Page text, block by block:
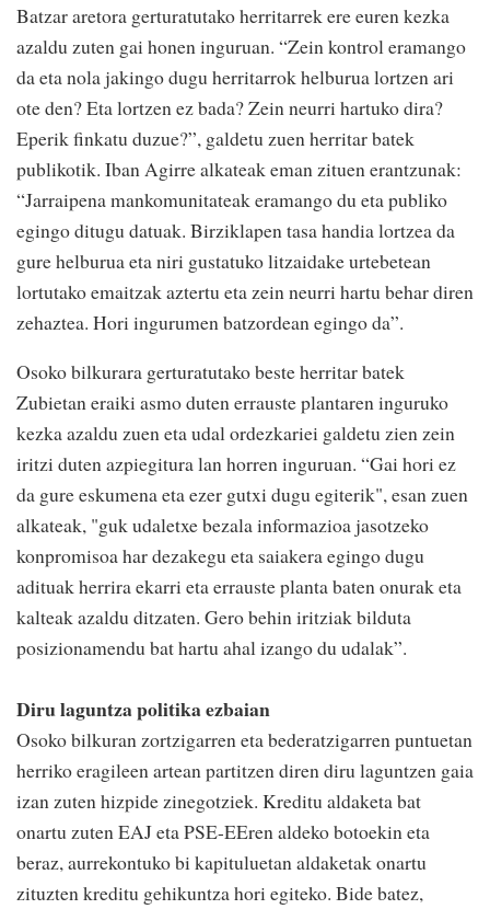
Batzar aretora gerturatutako herritarrek ere euren kezka
azaldu zuten gai honen inguruan. “Zein kontrol eramango
da eta nola jakingo dugu herritarrok helburua lortzen ari
ote den? Eta lortzen ez bada? Zein neurri hartuko dira?
Eperik finkatu duzue?”, galdetu zuen herritar batek
publikotik. Iban Agirre alkateak eman zituen erantzunak:
“Jarraipena mankomunitateak eramango du eta publiko
egingo ditugu datuak. Birziklapen tasa handia lortzea da
gure helburua eta niri gustatuko litzaidake urtebetean
lortutako emaitzak aztertu eta zein neurri hartu behar diren
zehaztea. Hori ingurumen batzordean egingo da”.
Osoko bilkurara gerturatutako beste herritar batek
Zubietan eraiki asmo duten errauste plantaren inguruko
kezka azaldu zuen eta udal ordezkariei galdetu zien zein
iritzi duten azpiegitura lan horren inguruan. “Gai hori ez
da gure eskumena eta ezer gutxi dugu egiterik", esan zuen
alkateak, "guk udaletxe bezala informazioa jasotzeko
konpromisoa har dezakegu eta saiakera egingo dugu
adituak herrira ekarri eta errauste planta baten onurak eta
kalteak azaldu ditzaten. Gero behin iritziak bilduta
posizionamendu bat hartu ahal izango du udalak”.
Diru laguntza politika ezbaian
Osoko bilkuran zortzigarren eta bederatzigarren puntuetan
herriko eragileen artean partitzen diren diru laguntzen gaia
izan zuten hizpide zinegotziek. Kreditu aldaketa bat
onartu zuten EAJ eta PSE-EEren aldeko botoekin eta
beraz, aurrekontuko bi kapituluetan aldaketak onartu
zituzten kreditu gehikuntza hori egiteko. Bide batez,